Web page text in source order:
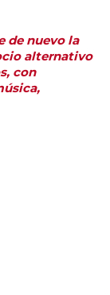
de nuevo la
alternativo
con